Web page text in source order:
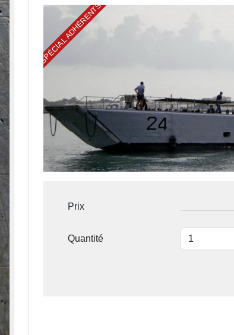
SPÉCIAL ADHÉRENTS
Prix
Quantité